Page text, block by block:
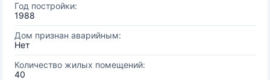
Год постройки:
1988
Дом признан аварийным:
Нет
Количество жилых помещений:
40